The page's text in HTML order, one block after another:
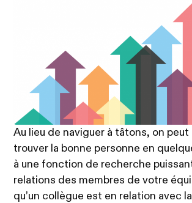
Au lieu de naviguer à tâtons, on peut
trouver la bonne personne en
à une fonction de recherche
relations des membres de votre
qu’un collègue est en relation avec